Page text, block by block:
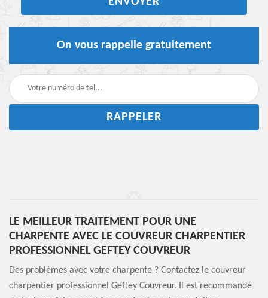
On vous rappelle gratuitement
LE MEILLEUR TRAITEMENT POUR UNE
CHARPENTE AVEC LE COUVREUR CHARPENTIER
PROFESSIONNEL GEFTEY COUVREUR
Des problèmes avec votre charpente ? Contactez le couvreur
charpentier professionnel Geftey Couvreur. Il est recommandé